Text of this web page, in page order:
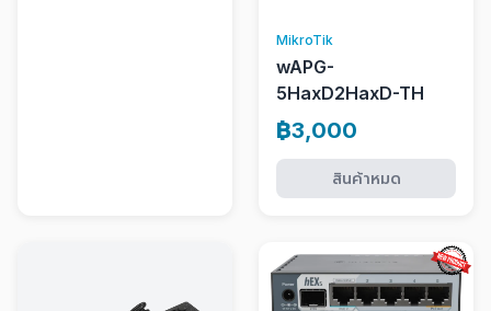
MikroTik
wAPG-
5HaxD2HaxD-TH
฿3,000
สินค้าหมด